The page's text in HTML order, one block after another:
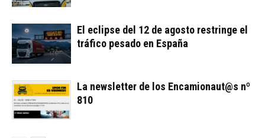
El eclipse del 12 de agosto restringe el
tráfico pesado en España
La newsletter de los Encamionaut@s nº
810